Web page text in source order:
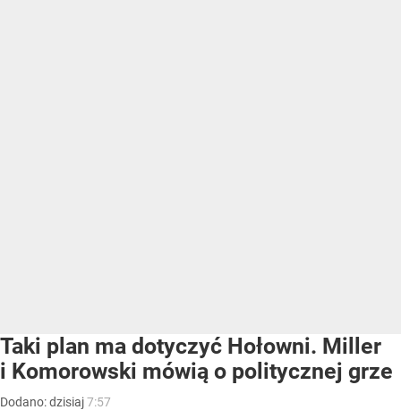
Taki plan ma dotyczyć Hołowni. Miller
i Komorowski mówią o politycznej grze
Dodano:dzisiaj7:57